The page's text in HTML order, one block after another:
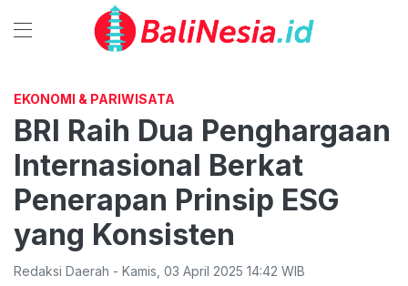
EKONOMI & PARIWISATA
BRI Raih Dua Penghargaan
Internasional Berkat
Penerapan Prinsip ESG
yang Konsisten
Redaksi Daerah - Kamis 03 April 2025 14:42 WIB